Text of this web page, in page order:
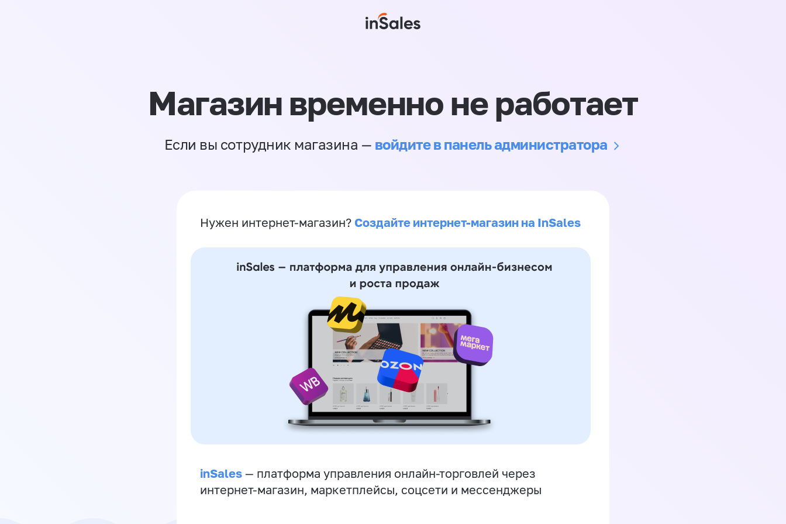
Магазин временно не работает
Если вы сотрудник магазина — войдите в панель администратора
Нужен интернет-магазин? Создайте интернет-магазин на InSales
inSales — платформа управления онлайн-торговлей через
интернет-магазин, маркетплейсы, соцсети и мессенджеры